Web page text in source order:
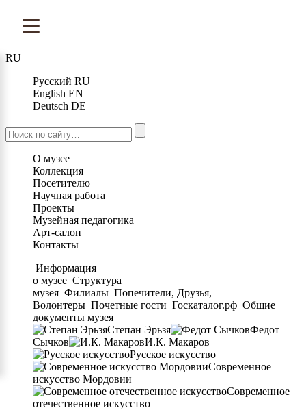
RU
Русский RU
English EN
Deutsch DE
О музее
Коллекция
Посетителю
Научная работа
Проекты
Музейная педагогика
Арт-салон
Контакты
Информация
о музее Структура
музея Филиалы Попечители, Друзья,
Волонтеры Почетные гости Госкаталог.рф Общие
документы музея
Степан Эрьзя
Федот
Сычков
И.К. Макаров
Русское искусство
Современное
искусство Мордовии
Современное
отечественное искусство